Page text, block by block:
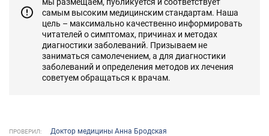
самым высоким медицинским стандартам. Наша
цель – максимально качественно информировать
читателей о симптомах, причинах и методах
диагностики заболеваний. Призываем не
заниматься самолечением, а для диагностики
заболеваний и определения методов их лечения
советуем обращаться к врачам.
ПРОВЕРИЛ: Доктор медицины Анна Бродская